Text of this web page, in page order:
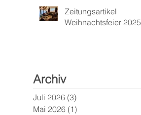
Zeitungsartikel
Weihnachtsfeier 2025
Archiv
Juli 2026 (3)
Mai 2026 (1)